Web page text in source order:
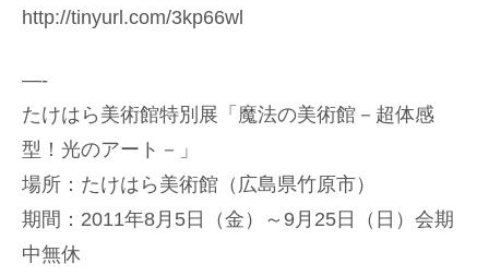
http://tinyurl.com/3kp66wl
—-
たけはら美術館特別展「魔法の美術館－超体感
型！光のアート－」
場所：たけはら美術館（広島県竹原市）
期間：2011年8月5日（金）～9月25日（日）会期
中無休